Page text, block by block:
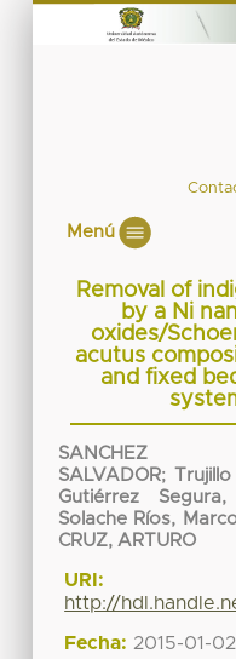
Menú
Removal of
by a Ni
oxides/
acutus
and fixed
SANCHEZ
SALVADOR;
Gutiérrez
Solache Ríos,
CRUZ, ARTURO
URI:
http://
Fecha: 2015-01-02